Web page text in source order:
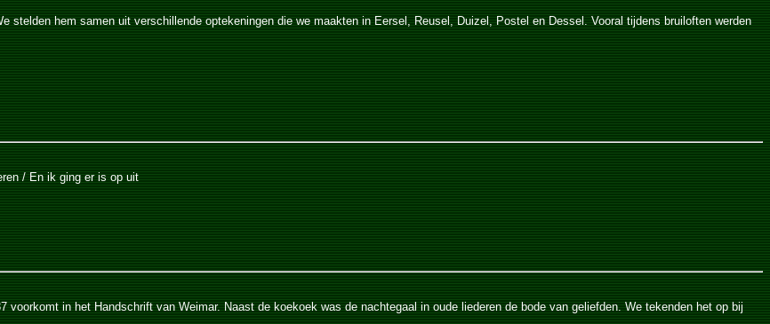
stelden hem samen uit verschillende optekeningen die we maakten in Eersel, Reusel, Duizel, Postel en Dessel. Vooral tijdens bruiloften werden
/ En ik ging er is op uit
voorkomt in het Handschrift van Weimar. Naast de koekoek was de nachtegaal in oude liederen de bode van geliefden. We tekenden het op bij